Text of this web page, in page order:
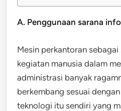
A. Penggunaan sarana
Mesin perkantoran
kegiatan manusia dalam
administrasi banyak
berkembang sesuai
teknologi itu sendiri yang